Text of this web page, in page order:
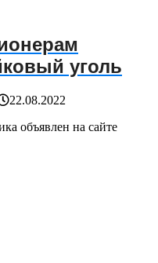
уголь
22.08.2022
объявлен на сайте